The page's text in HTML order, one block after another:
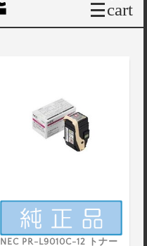
cart
NEC PR-L9010C-12 トナー